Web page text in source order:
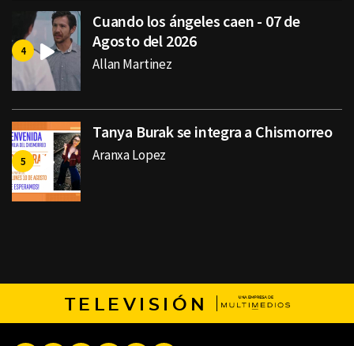
Cuando los ángeles caen - 07 de
Agosto del 2026
Allan Martinez
Tanya Burak se integra a Chismorreo
Aranxa Lopez
TELEVISIÓN